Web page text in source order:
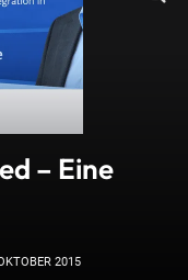
– Eine
2015